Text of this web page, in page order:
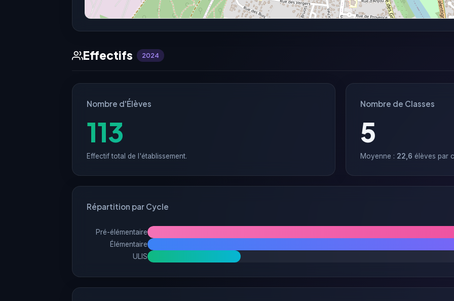
Effectifs 2024
Nombre d'Élèves
113
Effectif total de l'établissement.
Nombre de Classes
5
Moyenne : 22,6 élèves par
Répartition par Cycle
Pré-élémentaire
Élémentaire
ULIS